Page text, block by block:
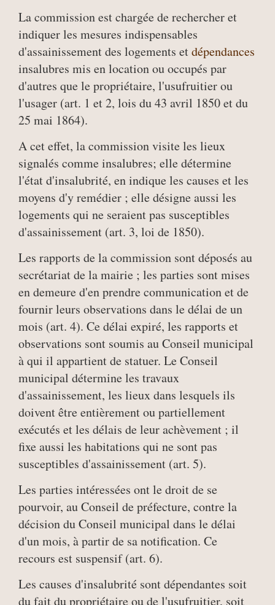
La commission est chargée de rechercher et
indiquer les mesures indispensables
d'assainissement des logements etdépendances
insalubres mis en location ou occupés par
d'autres que le propriétaire, l'usufruitier ou
l'usager (art. 1 et 2, lois du 43 avril 1850 et du
25 mai 1864).
A cet effet, la commission visite les lieux
signalés comme insalubres; elle détermine
l'état d'insalubrité, en indique les causes et les
moyens d'y remédier ; elle désigne aussi les
logements qui ne seraient pas susceptibles
d'assainissement (art. 3, loi de 1850).
Les rapports de la commission sont déposés au
secrétariat de la mairie ; les parties sont mises
en demeure d'en prendre communication et de
fournir leurs observations dans le délai de un
mois (art. 4). Ce délai expiré, les rapports et
observations sont soumis au Conseil municipal
à qui il appartient de statuer. Le Conseil
municipal détermine les travaux
d'assainissement, les lieux dans lesquels ils
doivent être entièrement ou partiellement
exécutés et les délais de leur achèvement ; il
fixe aussi les habitations qui ne sont pas
susceptibles d'assainissement (art. 5).
Les parties intéressées ont le droit de se
pourvoir, au Conseil de préfecture, contre la
décision du Conseil municipal dans le délai
d'un mois, à partir de sa notification. Ce
recours est suspensif (art. 6).
Les causes d'insalubrité sont dépendantes soit
du fait du propriétaire ou de l'usufruitier, soit